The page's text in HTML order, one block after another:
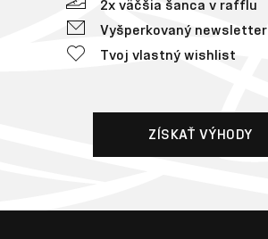
2x väčšia šanca v rafflu
Vyšperkovaný newsletter
Tvoj vlastný wishlist
ZÍSKAŤ VÝHODY